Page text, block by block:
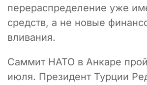
перераспределение уже
средств, а не новые
вливания.
Саммит НАТО в Анкаре
июля. Президент Турции